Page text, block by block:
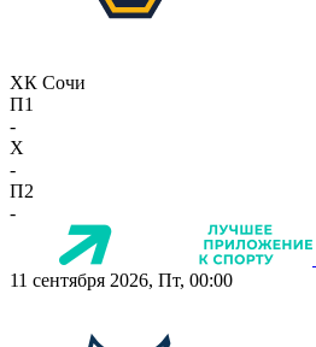
ХК Сочи
П1
-
X
-
П2
-
11 сентября 2026, Пт, 00:00